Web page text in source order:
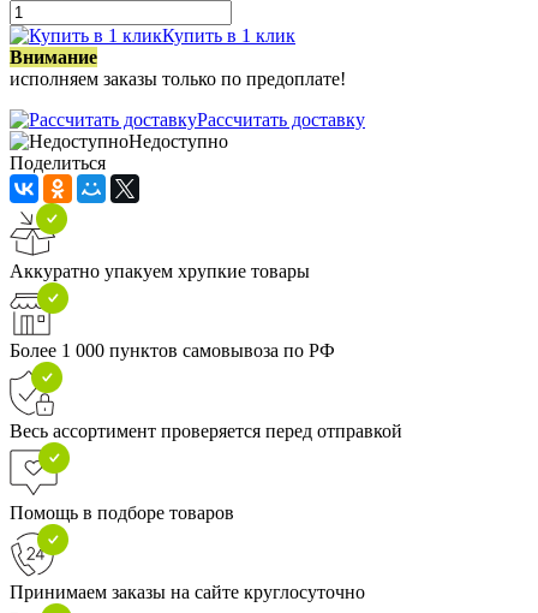
Купить в 1 клик
Внимание
исполняем заказы только по предоплате!
Рассчитать доставку
Недоступно
Поделиться
Аккуратно упакуем хрупкие товары
Более 1 000 пунктов самовывоза по РФ
Весь ассортимент проверяется перед отправкой
Помощь в подборе товаров
Принимаем заказы на сайте круглосуточно